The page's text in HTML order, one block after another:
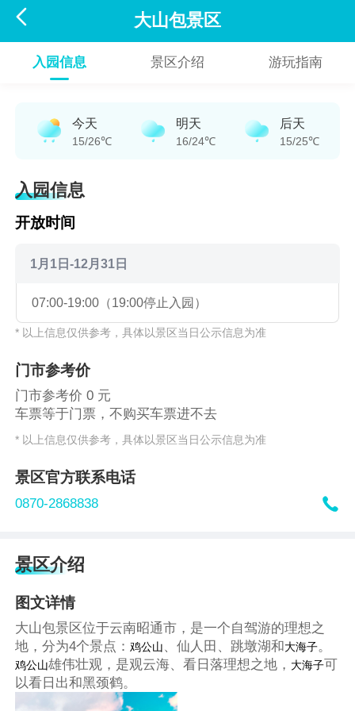
 大山包景区
入园信息 景区介绍 游玩指南
今天
15/26℃
明天
16/24℃
后天
15/25℃
入园信息
开放时间
1月1日-12月31日
07:00-19:00（19:00停止入园）
* 以上信息仅供参考，具体以景区当日公示信息为准
门市参考价
门市参考价 0 元
车票等于门票，不购买车票进不去
* 以上信息仅供参考，具体以景区当日公示信息为准
景区官方联系电话
0870-2868838 
景区介绍
图文详情
大山包景区位于云南昭通市，是一个自驾游的理想之
地，分为4个景点：鸡公山、仙人田、跳墩湖和大海子。
鸡公山雄伟壮观，是观云海、看日落理想之地， 大海子可
以看日出和黑颈鹤。